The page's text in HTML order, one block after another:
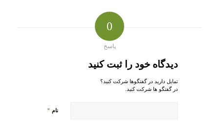
0
پاسخ
دیدگاه خود را ثبت کنید
تمایل دارید در گفتگوها شرکت کنید؟
در گفتگو ها شرکت کنید.
نام *